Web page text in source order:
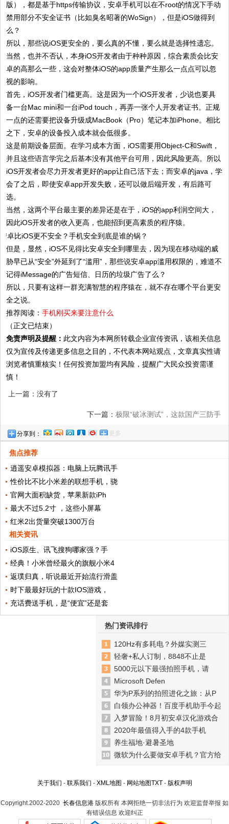
版），都是基于https传输协议，安卓手机可以在不root的情况下手动
禁用部分不安全证书（比如臭名昭著的WoSign），但是iOS做得到
么？
所以，那些说iOS更安全的，要么真的不懂，要么就是选择性遗忘。
当然，也并不否认，本身iOS开发者由于种种原因，综合素质会比安
卓的高那么一些，这会对整体iOS的app质量产生那么一点点可以忽
视的影响。
首先，iOS开发者门槛更高。这是因为一个iOS开发者，少说也要具
备一台Mac mini和一台iPod touch，再弄一张个人开发者证书。正规
一点的还需要把设备升级成MacBook（Pro）笔记本加iPhone。相比
之下，安卓的设备投入成本就会低很多。
这是前期设备层面。在学习成本方面，iOS需要用Object-C和Swift，
并且这些语言学完之后基本没有其他平台可用，因此风险更高。所以
iOS开发者会尽力开发者更好的app让自己活下去；而安卓的java，学
会了之后，即使安卓app开发失败，还可以做后端开发，有后路可
选。
当然，这两个平台最主要的差异还是在于，iOS的app利润空间大，
因此iOS开发者的收入更高，也能招到更高素质的程序猿。
但是，显然，iOS不见得比安卓安全到哪里去，因为现在移动端的威
胁早已从“安全”外延到了“滥用”，那些说安卓app滥用权限的，难道不
记得iMessage的广告短信、日历的垃圾广告了么？
所以，只要有这样一群充满智慧的程序猿在，就不存在哪个平台更安
全之说。
推荐阅读：手机刚买来要注意什么
（正文已结束）
免责声明及提醒： 此文内容为本网所转载企业宣传资讯，该相关信息
仅为宣传及传递更多信息之目的，不代表本网站观点，文章真实性请
浏览者慎重核实！任何投资加盟均有风险，提醒广大民众投资需谨
慎！
上一篇：没有了
下一篇： 极限“破冰测试”，这款国产三防手
分享到： 更多
焦点推荐
逍遥安卓模拟器：电脑上玩腾讯手
性价比不比小米差的联想手机，骁
官网大面积缺货，苹果新款iPh
最大不过5.2寸 ，这些小屏幕
红米2出货量突破1300万台
相关资讯
iOS原生、讯飞搜狗哪家强？手
经典！小米曾经最火的旗舰小米4
返璞归真，听说最近开始流行滑盖
时下最最好玩的十款IOS游戏，
充话费送手机，是“便宜”还是套
热门资讯排行
120Hz有多耗电？外媒实测三
轻奢+私人订制，8848不止是
5000元以下最强拍照手机，请
Microsoft Defen
华为P系列的拍照进化之旅：从P
白领办公神器！百度手机助手今起
入梦冒险！8月初安卓汉化游戏合
2020年最值得入手的4款手机
养生福地·避暑圣地
微软为什么要做安卓手机？官方给
关于我们 - 联系我们 - XML地图 - 网站地图TXT- 版权声明
Copyright.2002-2020 长春信息港 版权所有 本网拒绝一切非法行为 欢迎监督举报 如
有错误信息 欢迎纠正